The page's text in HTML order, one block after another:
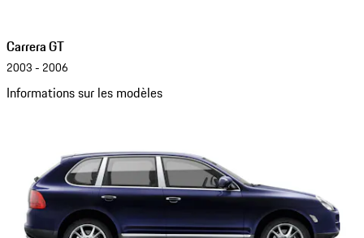
Carrera GT
2003 - 2006
Informations sur les modèles